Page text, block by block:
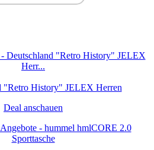
- Deutschland "Retro History" JELEX
Herr...
Deal anschauen
- hummel hmlCORE 2.0
Sporttasche